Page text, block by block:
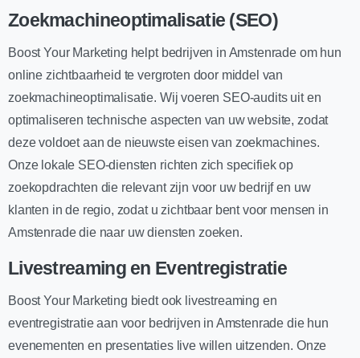
Zoekmachineoptimalisatie (SEO)
Boost Your Marketing helpt bedrijven in Amstenrade om hun
online zichtbaarheid te vergroten door middel van
zoekmachineoptimalisatie. Wij voeren SEO-audits uit en
optimaliseren technische aspecten van uw website, zodat
deze voldoet aan de nieuwste eisen van zoekmachines.
Onze lokale SEO-diensten richten zich specifiek op
zoekopdrachten die relevant zijn voor uw bedrijf en uw
klanten in de regio, zodat u zichtbaar bent voor mensen in
Amstenrade die naar uw diensten zoeken.
Livestreaming en Eventregistratie
Boost Your Marketing biedt ook livestreaming en
eventregistratie aan voor bedrijven in Amstenrade die hun
evenementen en presentaties live willen uitzenden. Onze